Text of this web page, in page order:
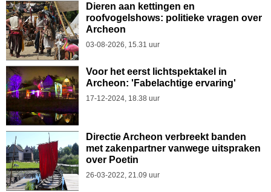
Dieren aan kettingen en
roofvogelshows: politieke vragen over
Archeon
03-08-2026, 15.31 uur
Voor het eerst lichtspektakel in
Archeon: 'Fabelachtige ervaring'
17-12-2024, 18.38 uur
Directie Archeon verbreekt banden
met zakenpartner vanwege uitspraken
over Poetin
26-03-2022, 21.09 uur